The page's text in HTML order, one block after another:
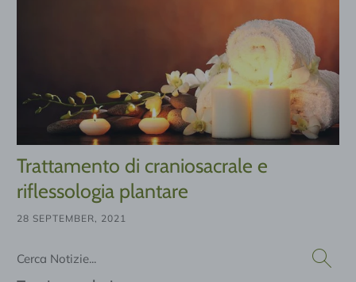
Trattamento di craniosacrale e
riflessologia plantare
28 SEPTEMBER, 2021